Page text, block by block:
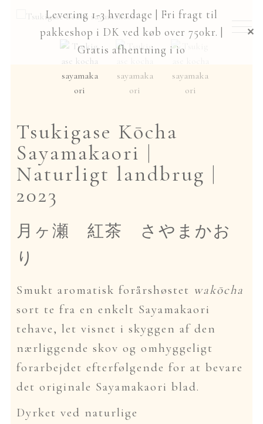
Levering 1-3 hverdage | Fri fragt til
pakkeshop i DK ved køb over 750kr. |
Gratis afhentning i io
✕
Nyheder
undermenu
Udfold
Japansk røgelse
Events
Gavekort
Om io
Udfold
English
Tsukigase Kōcha
Sayamakaori |
Naturligt landbrug |
2023
月ヶ瀬 紅茶 さやまかお
り
Smukt aromatisk forårshøstet wakōcha
sort te fra en enkelt Sayamakaori
tehave, let visnet i skyggen af ​​den
nærliggende skov og omhyggeligt
forarbejdet efterfølgende for at bevare
det originale Sayamakaori blad.
Dyrket ved naturlige